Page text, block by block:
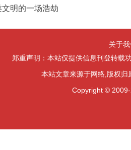
明的一场浩劫
关于
郑重声明：本站仅提供信息刊登转载
本站文章来源于网络,版权
Copyright ©